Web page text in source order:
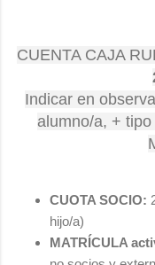
CUENTA CAJA
Indicar en
alumno/a, +
CUOTA SOCIO:
hijo/a)
MATRÍCULA